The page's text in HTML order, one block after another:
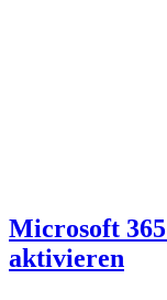
Microsoft
aktivieren